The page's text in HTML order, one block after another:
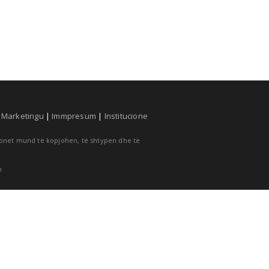
Marketingu | Immpresum | Institucione
mund të kopjohen, të shtypen dhe të